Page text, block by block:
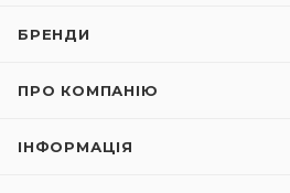
БРЕНДИ
ПРО КОМПАНІЮ
ІНФОРМАЦІЯ